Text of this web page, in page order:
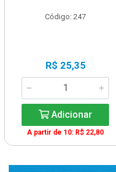
Código: 247
R$ 25,35
Adicionar
A partir de 10: R$ 22,80